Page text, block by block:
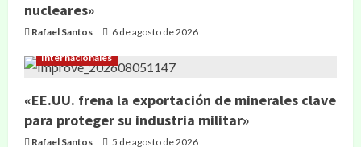
nucleares»
Rafael Santos 6 de agosto de 2026
Internacionales
«EE.UU. frena la exportación de minerales clave
para proteger su industria militar»
Rafael Santos 5 de agosto de 2026